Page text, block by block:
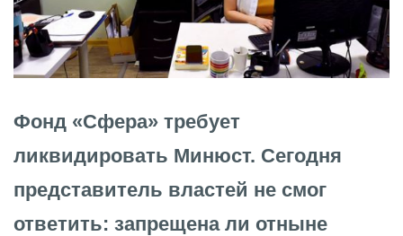
Фонд «Сфера» требует
ликвидировать Минюст. Сегодня
представитель властей не смог
ответить: запрещена ли отныне